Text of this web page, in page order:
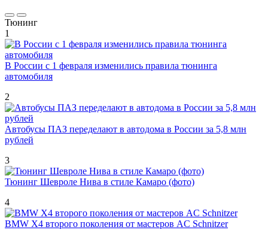
Тюнинг
1
В России с 1 февраля изменились правила тюнинга
автомобиля
2
Автобусы ПАЗ переделают в автодома в России за 5,8 млн
рублей
3
Тюнинг Шевроле Нива в стиле Камаро (фото)
4
BMW X4 второго поколения от мастеров AC Schnitzer